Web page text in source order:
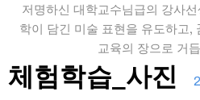
저명하신 대학교수님급의 강사
학이 담긴 미술 표현을 유도하고,
교육의 장으로 거
체험학습_사진